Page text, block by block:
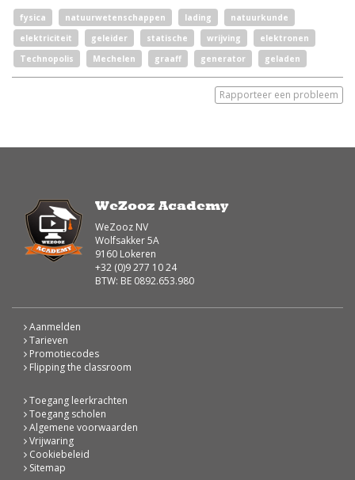
fysica natuurwetenschappen lading
natuurkunde
elektriciteit
geleider statische wrijving
elektronen
Technopolis
Mechelen graaff generator geladen
Rapporteer een probleem
WeZooz Academy
WeZooz NV
Wolfsakker 5A
9160 Lokeren
+32 (0)9 277 10 24
BTW: BE 0892.653.980
Aanmelden
Tarieven
Promotiecodes
Flipping the classroom
Toegang leerkrachten
Toegang scholen
Algemene voorwaarden
Vrijwaring
Cookiebeleid
Sitemap